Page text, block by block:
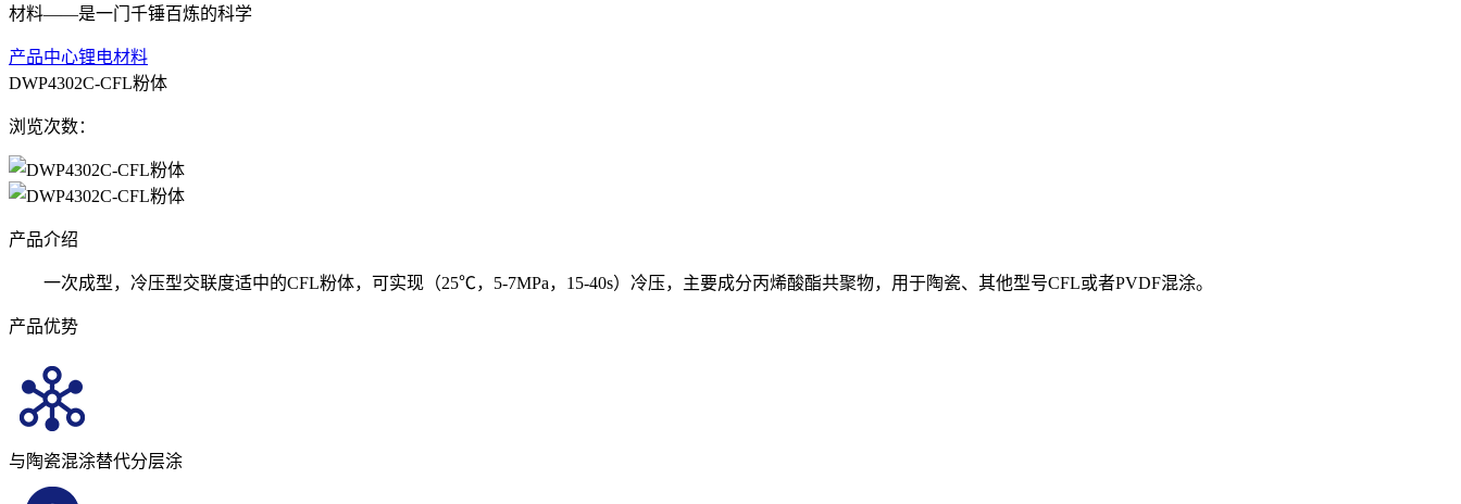
材料——是一门千锤百炼的科学
产品中心锂电材料
DWP4302C-CFL粉体
浏览次数：
产品介绍
一次成型，冷压型交联度适中的CFL粉体，可实现（25℃，5-7MPa，15-40s）冷压，主要成分丙烯酸酯共聚物，用于陶瓷、其他型号CFL或者PVDF混涂。
产品优势
与陶瓷混涂替代分层涂